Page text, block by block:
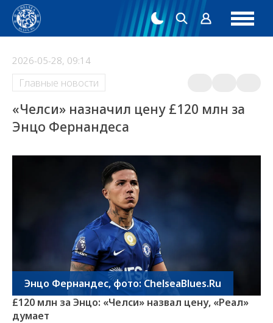
2026-05-28, 09:14
Главные новости
«Челси» назначил цену £120 млн за
Энцо Фернандеса
Энцо Фернандес, фото: ChelseaBlues.Ru
£120 млн за Энцо: «Челси» назвал цену, «Реал»
думает